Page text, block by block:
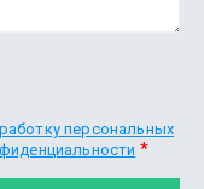
персональных
*